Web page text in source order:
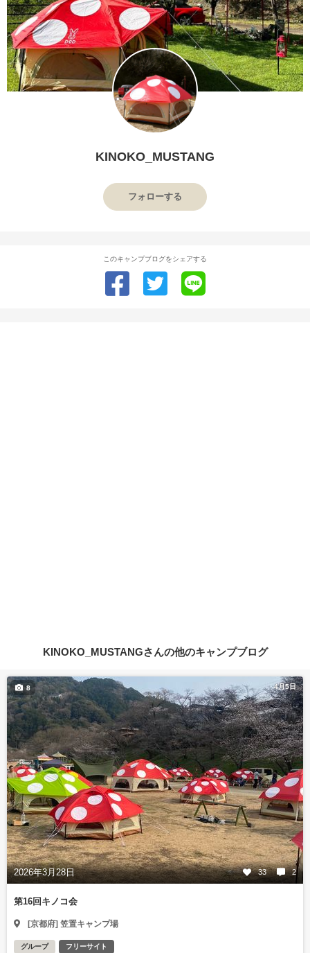
KINOKO_MUSTANG
フォローする
このキャンプブログをシェアする
KINOKO_MUSTANGさんの他のキャンプブログ
4月5日
2026年3月28日 33 2
8
第16回キノコ会
[京都府] 笠置キャンプ場
グループ フリーサイト